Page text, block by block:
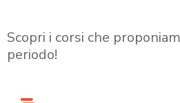
Scopri i corsi che
periodo!